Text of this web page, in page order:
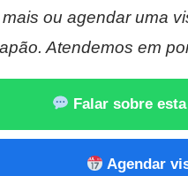
ou agendar uma
Atendemos em
Falar sobre
Agendar